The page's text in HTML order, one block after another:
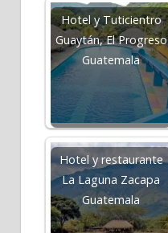
Hotel y Tuticientro
Guaytán, El Progreso
Guatemala
Hotel y restaurante
La Laguna Zacapa
Guatemala